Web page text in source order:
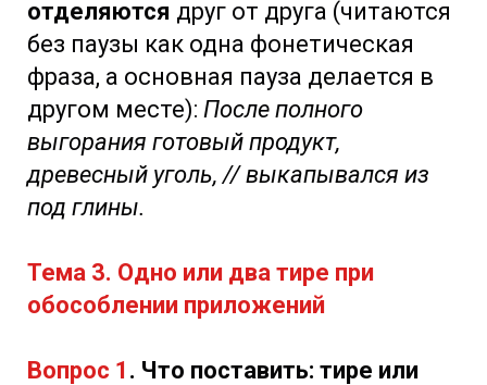
отделяются друг от друга (читаются
без паузы как одна фонетическая
фраза, а основная пауза делается в
другом месте): После полного
выгорания готовый продукт,
древесный уголь, // выкапывался из
под глины.
Тема 3. Одно или два тире при
обособлении приложений
Вопрос 1 . Что поставить: тире или